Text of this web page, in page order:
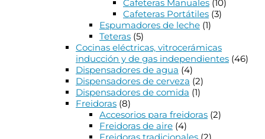
Cafeteras Manuales (10)
Cafeteras Portátiles (3)
Espumadores de leche (1)
Teteras (5)
Cocinas eléctricas, vitrocerámicas
inducción y de gas independientes (46)
Dispensadores de agua (4)
Dispensadores de cerveza (2)
Dispensadores de comida (1)
Freidoras (8)
Accesorios para freidoras (2)
Freidoras de aire (4)
Freidoras tradicionales (2)